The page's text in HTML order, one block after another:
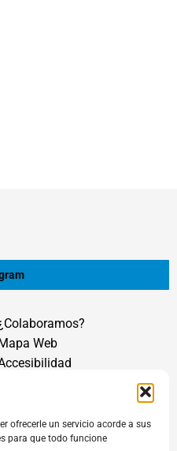
ofrecerle un servicio acorde a sus
para que todo funcione
Web
Tenerife. Islas Canarias.